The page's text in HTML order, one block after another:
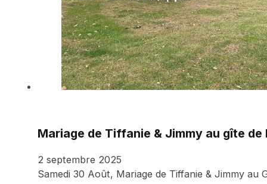
Mariage de Tiffanie & Jimmy au gîte
2 septembre 2025
Samedi 30 Août, Mariage de Tiffanie & Jimmy